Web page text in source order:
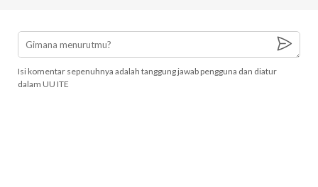
Isi komentar sepenuhnya adalah tanggung jawab pengguna dan diatur
dalam UU ITE